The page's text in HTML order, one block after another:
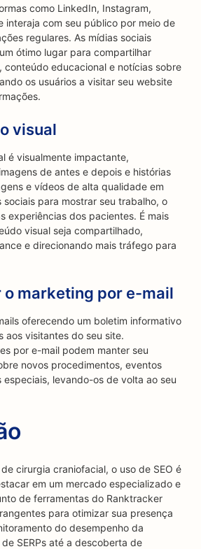
como LinkedIn, Instagram,
interaja com seu público por meio de
regulares. As mídias sociais
ótimo lugar para compartilhar
conteúdo educacional e notícias sobre
os usuários a visitar seu website
visual
é visualmente impactante,
de antes e depois e histórias
e vídeos de alta qualidade em
sociais para mostrar seu trabalho, o
experiências dos pacientes. É mais
visual seja compartilhado,
e direcionando mais tráfego para
o marketing por e-mail
oferecendo um boletim informativo
aos visitantes do seu site.
por e-mail podem manter seu
novos procedimentos, eventos
levando-os de volta ao seu
cirurgia craniofacial, o uso de SEO é
em um mercado especializado e
de ferramentas do Ranktracker
para otimizar sua presença
do desempenho da
SERPs até a descoberta de